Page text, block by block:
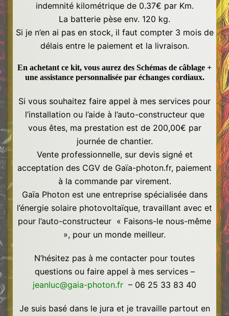
indemnité kilométrique de 0.37€ par Km.
La batterie pèse env. 120 kg.
Si je n’en ai pas en stock, il faut compter 3 mois de
délais entre le paiement et la livraison.
En achetant ce kit, vous aurez des Schémas de câblage +
une assistance personnalisée par échanges cordiaux.
Si vous souhaitez faire appel à mes services pour
l’installation ou l’aide à l’auto-constructeur que
vous êtes, ma prestation est de 200,00€ par
journée de chantier.
Vente professionnelle, sur devis signé et
acceptation des CGV de Gaïa-photon.fr, paiement
à la commande par virement.
Gaïa Photon est une entreprise spécialisée dans
l’énergie solaire photovoltaïque, travaillant avec et
pour l’auto-constructeur « Faisons-le nous-même
», pour un monde meilleur.
N’hésitez pas à me contacter pour toutes
questions ou faire appel à mes services –
jeanluc@gaia-photon.fr – 06 25 33 83 40
Je suis basé dans le jura et je travaille partout en